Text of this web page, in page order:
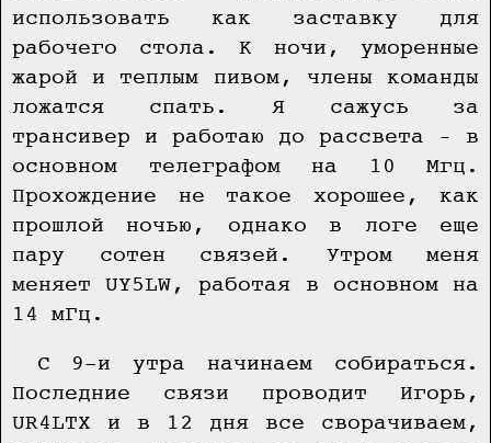
использовать как заставку для
рабочего стола. К ночи, уморенные
жарой и теплым пивом, члены команды
ложатся спать. Я сажусь за
трансивер и работаю до рассвета – в
основном телеграфом на 10 Мгц.
Прохождение не такое хорошее, как
прошлой ночью, однако в логе еще
пару сотен связей. Утром меня
меняет UY5LW, работая в основном на
14 мГц.
С 9-и утра начинаем собираться.
Последние связи проводит Игорь,
UR4LTX и в 12 дня все сворачиваем,